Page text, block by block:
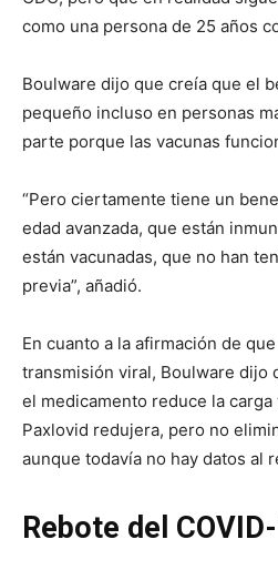
como una persona de 25 años
Boulware dijo que creía que el
pequeño incluso en personas
parte porque las vacunas
“Pero ciertamente tiene un
edad avanzada, que están
están vacunadas, que no han
previa”, añadió.
En cuanto a la afirmación de
transmisión viral, Boulware dijo
el medicamento reduce la
Paxlovid redujera, pero no
aunque todavía no hay datos al
Rebote del